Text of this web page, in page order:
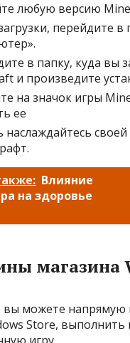
любую версию
перейдите
в папку, куда вы
и произведите
на значок игры
ее
наслаждайтесь
Влияние
на здоровье
магазина
вы можете напрямую
Store, выполнить